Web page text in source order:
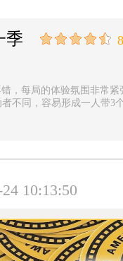
季
，每局的体验氛围非常
不同，容易形成一人带3
10:13:50